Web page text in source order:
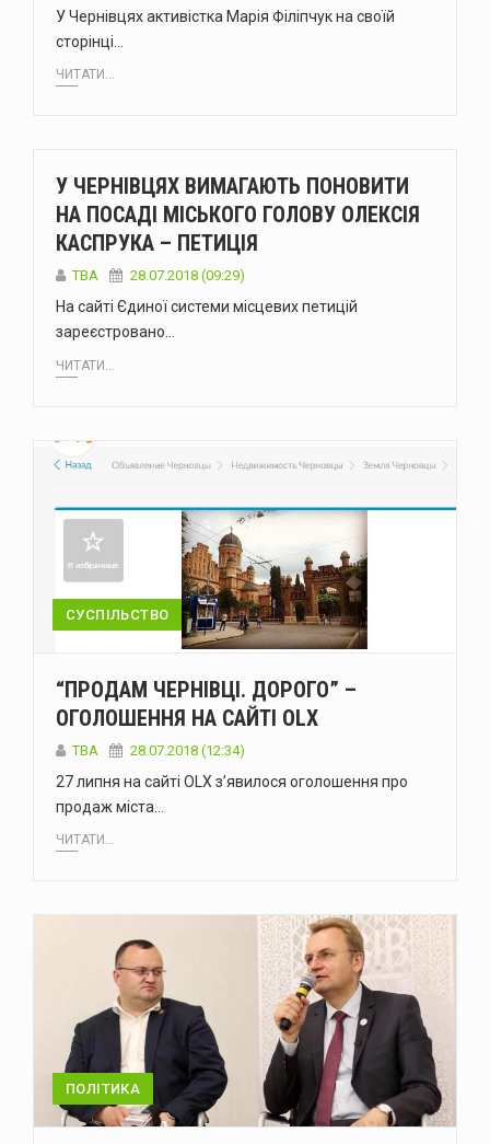
У Чернівцях активістка Марія Філіпчук на своїй
сторінці…
ЧИТАТИ...
У ЧЕРНІВЦЯХ ВИМАГАЮТЬ ПОНОВИТИ
НА ПОСАДІ МІСЬКОГО ГОЛОВУ ОЛЕКСІЯ
КАСПРУКА – ПЕТИЦІЯ
TBA 28.07.2018 (09:29)
На сайті Єдиної системи місцевих петицій
зареєстровано…
ЧИТАТИ...
СУСПІЛЬСТВО
“ПРОДАМ ЧЕРНІВЦІ. ДОРОГО” –
ОГОЛОШЕННЯ НА САЙТІ OLX
TBA 28.07.2018 (12:34)
27 липня на сайті OLX з’явилося оголошення про
продаж міста…
ЧИТАТИ...
ПОЛІТИКА